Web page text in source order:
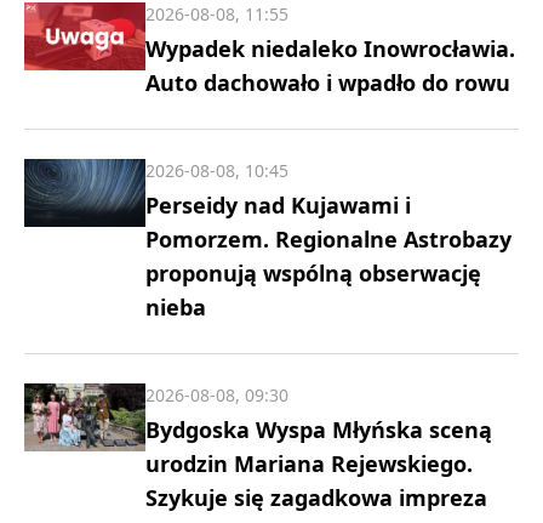
Wypadek niedaleko Inowrocławia.
Auto dachowało i wpadło do rowu
2026-08-08, 11:55
Perseidy nad Kujawami i
Pomorzem. Regionalne Astrobazy
proponują wspólną obserwację
nieba
2026-08-08, 10:45
Bydgoska Wyspa Młyńska sceną
urodzin Mariana Rejewskiego.
Szykuje się zagadkowa impreza
2026-08-08, 09:30